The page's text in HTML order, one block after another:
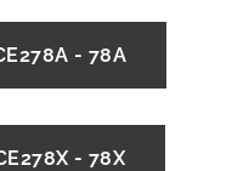
- 78A
- 78X